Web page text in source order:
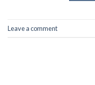
Leave a comment